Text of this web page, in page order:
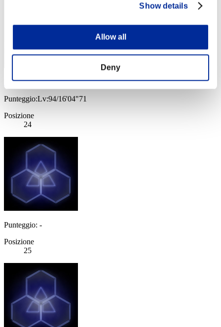
Show details
Allow all
Deny
Roger
Punteggio:Lv:94/16'04"71
Posizione
24
Punteggio: -
Posizione
25